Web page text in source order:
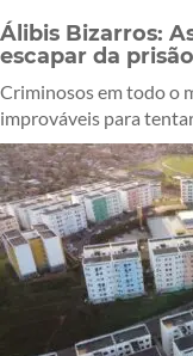
Álibis Bizarros:
escapar da prisão
Criminosos em todo o
improváveis para